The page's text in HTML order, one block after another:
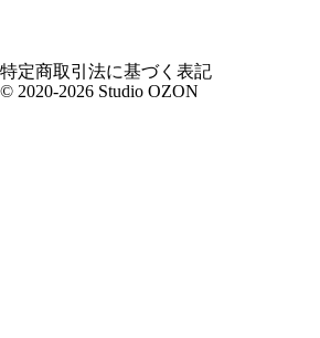
特定商取引法に基づく表記
© 2020-2026 Studio OZON